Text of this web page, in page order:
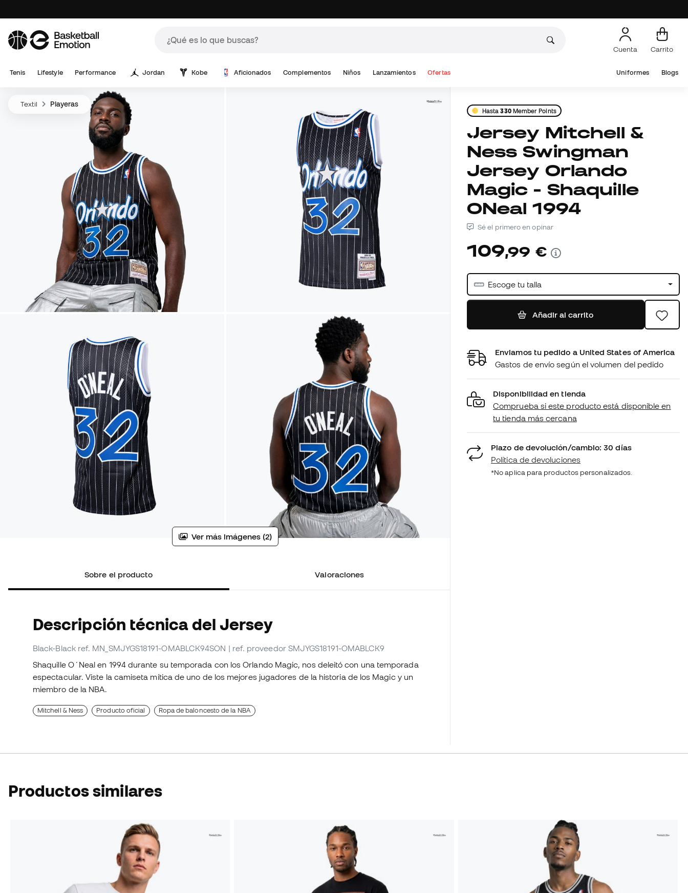
Cuenta Carrito
Tenis Lifestyle Performance Jordan Kobe Aficionados Complementos Niños Lanzamientos Ofertas Uniformes Blogs
Textil Playeras
Ver más imágenes (2)
Sobre el producto Valoraciones
Descripción técnica del Jersey
Black-Black ref. MN_SMJYGS18191-OMABLCK94SON | ref. proveedor SMJYGS18191-OMABLCK9
Shaquille O´Neal en 1994 durante su temporada con los Orlando Magic, nos deleitó con una temporada
espectacular. Viste la camiseta mítica de uno de los mejores jugadores de la historia de los Magic y un
miembro de la NBA.
Mitchell & Ness Producto oficial Ropa de baloncesto de la NBA
Hasta330Member Points
Jersey Mitchell &
Ness Swingman
Jersey Orlando
Magic - Shaquille
ONeal 1994
Sé el primero en opinar
109,99 €
Escoge tu talla
Añadir al carrito
Enviamos tu pedido a United States of America
Gastos de envío según el volumen del pedido
Disponibilidad en tienda
Comprueba si este producto está disponible en
tu tienda más cercana
Plazo de devolución/cambio: 30 días
Política de devoluciones
*No aplica para productos personalizados.
Productos similares